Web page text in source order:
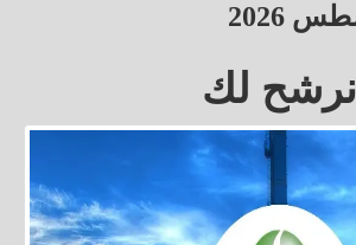
نرشح لك